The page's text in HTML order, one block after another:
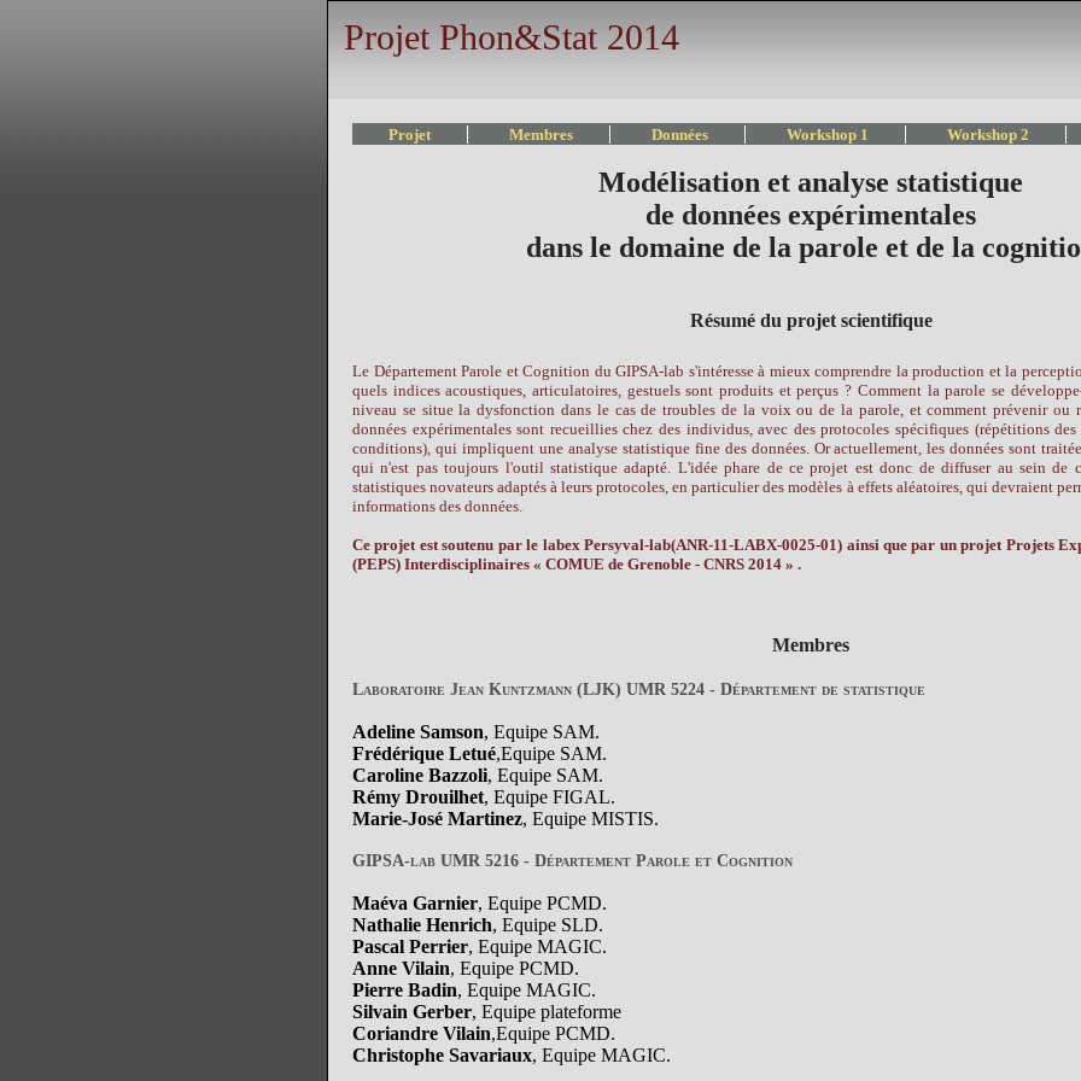
Projet Phon&Stat 2014
Projet Membres Données Workshop 1 Workshop 2
Modélisation et analyse statistique
de données expérimentales
dans le domaine de la parole et de la
Résumé du projet scientifique
Le Département Parole et Cognition du GIPSA-lab s'intéresse à mieux comprendre la production et la
quels indices acoustiques, articulatoires, gestuels sont produits et perçus ? Comment la parole se
niveau se situe la dysfonction dans le cas de troubles de la voix ou de la parole, et comment prévenir ou
données expérimentales sont recueillies chez des individus, avec des protocoles spécifiques (répétitions des
conditions), qui impliquent une analyse statistique fine des données. Or actuellement, les données sont
qui n'est pas toujours l'outil statistique adapté. L'idée phare de ce projet est donc de diffuser au sein de
statistiques novateurs adaptés à leurs protocoles, en particulier des modèles à effets aléatoires, qui devraient
informations des données.
Ce projet est soutenu par le labex Persyval-lab(ANR-11-LABX-0025-01) ainsi que par un projet Projets
(PEPS) Interdisciplinaires « COMUE de Grenoble - CNRS 2014 » .
Membres
Laboratoire Jean Kuntzmann (LJK) UMR 5224 - Département de statistique
Adeline Samson, Equipe SAM.
Frédérique Letué,Equipe SAM.
Caroline Bazzoli, Equipe SAM.
Rémy Drouilhet, Equipe FIGAL.
Marie-José Martinez, Equipe MISTIS.
GIPSA-lab UMR 5216 - Département Parole et Cognition
Maéva Garnier, Equipe PCMD.
Nathalie Henrich, Equipe SLD.
Pascal Perrier, Equipe MAGIC.
Anne Vilain, Equipe PCMD.
Pierre Badin, Equipe MAGIC.
Silvain Gerber, Equipe plateforme
Coriandre Vilain,Equipe PCMD.
Christophe Savariaux, Equipe MAGIC.